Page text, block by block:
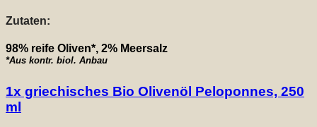
Zutaten:
98% reife Oliven*, 2% Meersalz
*Aus kontr. biol. Anbau
1x griechisches Bio Olivenöl Peloponnes, 250
ml